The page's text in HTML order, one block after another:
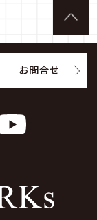
YouTube
お問合せ